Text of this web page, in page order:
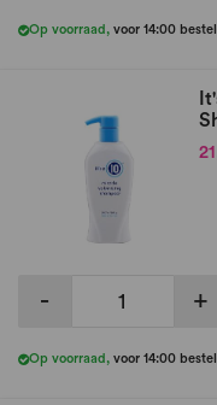
Op voorraad , voor 14:00
- +
Op voorraad , voor 14:00